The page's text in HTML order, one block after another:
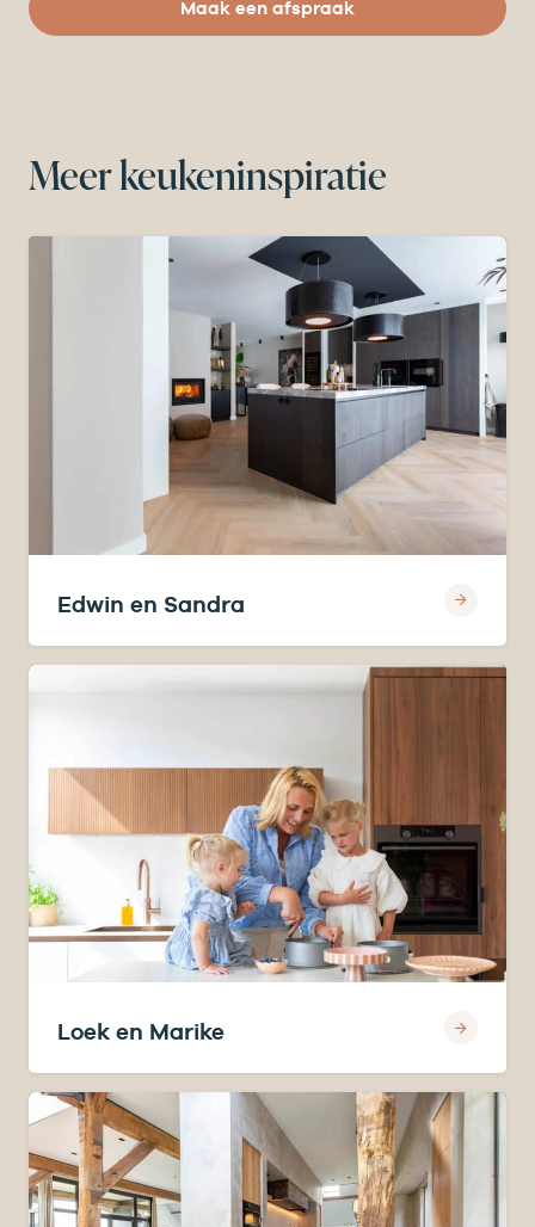
Maak een afspraak
Meer keukeninspiratie
Edwin en Sandra
Loek en Marike